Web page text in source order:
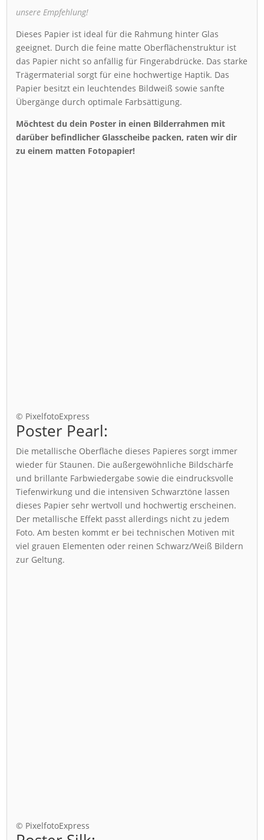
unsere Empfehlung!
Dieses Papier ist ideal für die Rahmung hinter Glas
geeignet. Durch die feine matte Oberflächenstruktur ist
das Papier nicht so anfällig für Fingerabdrücke. Das starke
Trägermaterial sorgt für eine hochwertige Haptik. Das
Papier besitzt ein leuchtendes Bildweiß sowie sanfte
Übergänge durch optimale Farbsättigung.
Möchtest du dein Poster in einen Bilderrahmen mit
darüber befindlicher Glasscheibe packen, raten wir dir
zu einem matten Fotopapier!
© PixelfotoExpress
Poster Pearl:
Die metallische Oberfläche dieses Papieres sorgt immer
wieder für Staunen. Die außergewöhnliche Bildschärfe
und brillante Farbwiedergabe sowie die eindrucksvolle
Tiefenwirkung und die intensiven Schwarztöne lassen
dieses Papier sehr wertvoll und hochwertig erscheinen.
Der metallische Effekt passt allerdings nicht zu jedem
Foto. Am besten kommt er bei technischen Motiven mit
viel grauen Elementen oder reinen Schwarz/Weiß Bildern
zur Geltung.
© PixelfotoExpress